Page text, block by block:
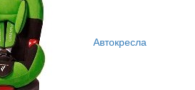
Автокресла